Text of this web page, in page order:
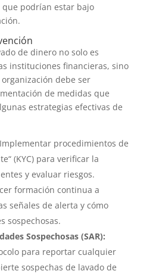
podrían estar bajo
de dinero no solo es
instituciones financieras, sino
debe ser
de medidas que
estrategias efectivas de
Implementar procedimientos de
(KYC) para verificar la
y evaluar riesgos.
formación continua a
señales de alerta y cómo
sospechosas.
Sospechosas (SAR):
para reportar cualquier
sospechas de lavado de